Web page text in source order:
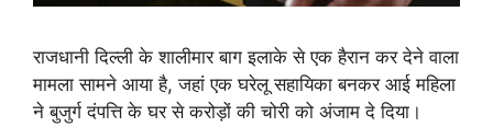
राजधानी दिल्ली के शालीमार बाग इलाके से एक हैरान कर देने वाला
मामला सामने आया है, जहां एक घरेलू सहायिका बनकर आई महिला
ने बुजुर्ग दंपत्ति के घर से करोड़ों की चोरी को अंजाम दे दिया।